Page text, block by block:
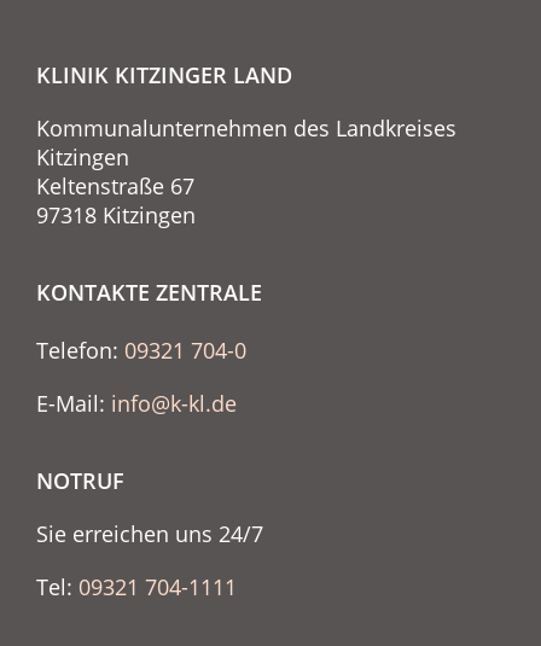
KLINIK KITZINGER LAND
Kommunalunternehmen des Landkreises
Kitzingen
Keltenstraße 67
97318 Kitzingen
KONTAKTE ZENTRALE
Telefon: 09321 704-0
E-Mail: info@k-kl.de
NOTRUF
Sie erreichen uns 24/7
Tel: 09321 704-1111